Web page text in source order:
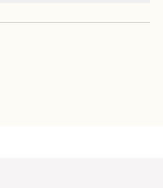
alimentación y no